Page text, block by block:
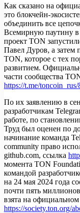
Как сказано на
это блокчейн-
объединить все
Всемирную паутину
проект TON
Павел Дуров, а затем
TON, которое с тех
развитием.
части сообщества
https://t.me/toncoin_rus/
По их заявлению в
разработчикам
работе, по
Труд был оценен по
начинание команда
community право
github.com, ссылка
момента TON
командой
на 24 мая 2024 года
почти пять
взята на
https://society.ton.org/